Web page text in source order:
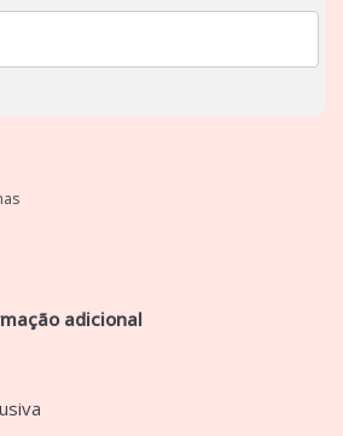
adicional